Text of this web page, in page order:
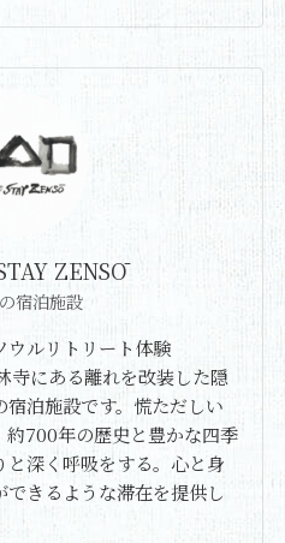
ZENSŌ
宿泊施設
ウルリトリート体験
寺にある離れを改装した隠
泊施設です。慌ただしい
約700年の歴史と豊かな四季
深く呼吸をする。心と身
きるような滞在を提供し